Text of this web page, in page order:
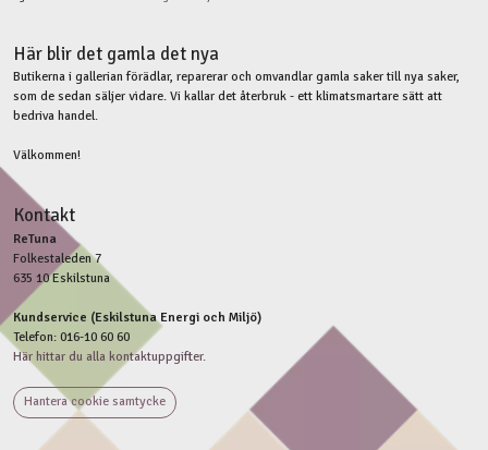
Här blir det gamla det nya
Butikerna i gallerian förädlar, reparerar och omvandlar gamla saker till nya saker,
som de sedan säljer vidare. Vi kallar det återbruk - ett klimatsmartare sätt att
bedriva handel.
Välkommen!
Kontakt
ReTuna
Folkestaleden 7
635 10 Eskilstuna
Kundservice (Eskilstuna Energi och Miljö)
Telefon: 016-10 60 60
Här hittar du alla kontaktuppgifter.
Hantera cookie samtycke